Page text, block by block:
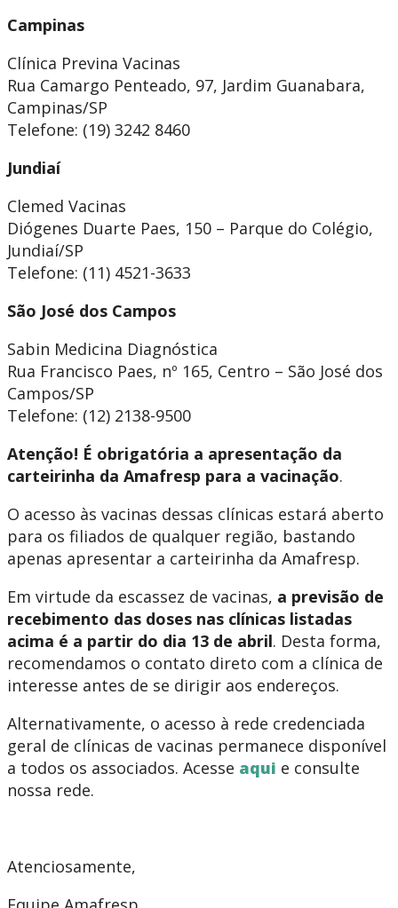
Campinas
Clínica Previna Vacinas
Rua Camargo Penteado, 97, Jardim Guanabara,
Campinas/SP
Telefone: (19) 3242 8460
Jundiaí
Clemed Vacinas
Diógenes Duarte Paes, 150 – Parque do Colégio,
Jundiaí/SP
Telefone: (11) 4521-3633
São José dos Campos
Sabin Medicina Diagnóstica
Rua Francisco Paes, nº 165, Centro – São José dos
Campos/SP
Telefone: (12) 2138-9500
Atenção! É obrigatória a apresentação da
carteirinha da Amafresp para a vacinação.
O acesso às vacinas dessas clínicas estará aberto
para os filiados de qualquer região, bastando
apenas apresentar a carteirinha da Amafresp.
Em virtude da escassez de vacinas, a previsão de
recebimento das doses nas clínicas listadas
acima é a partir do dia 13 de abril. Desta forma,
recomendamos o contato direto com a clínica de
interesse antes de se dirigir aos endereços.
Alternativamente, o acesso à rede credenciada
geral de clínicas de vacinas permanece disponível
a todos os associados. Acesse aqui e consulte
nossa rede.
Atenciosamente,